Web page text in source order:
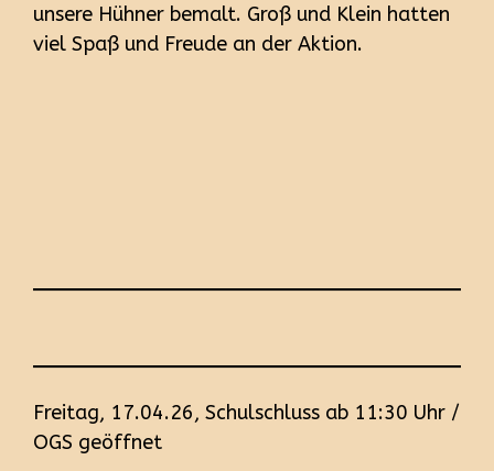
unsere Hühner bemalt. Groß und Klein hatten
viel Spaß und Freude an der Aktion.
Freitag, 17.04.26, Schulschluss ab 11:30 Uhr /
OGS geöffnet